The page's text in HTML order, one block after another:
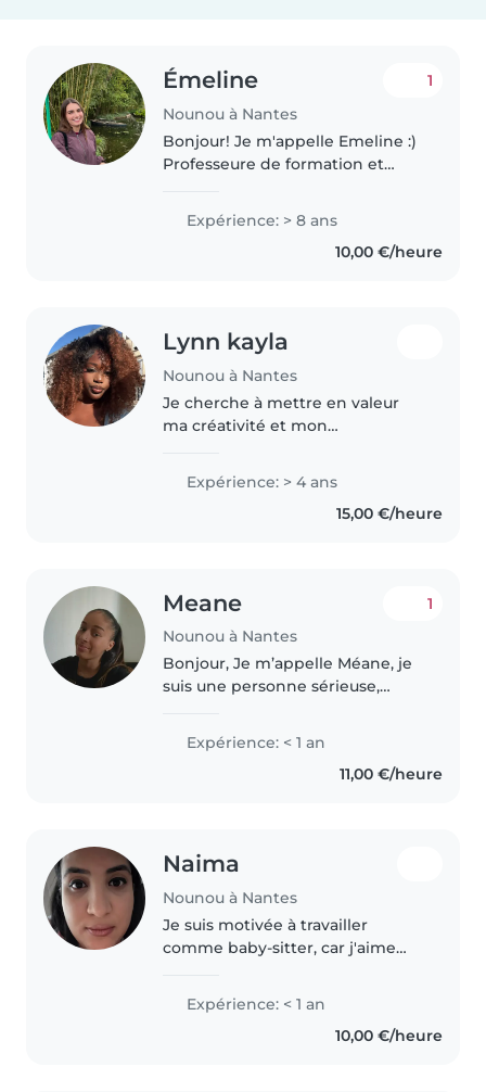
Émeline
Nounou à Nantes
1
Bonjour! Je m'appelle Emeline :)
Professeure de formation et
l'habitude de travailler avec les
enfants.
Expérience: > 8 ans
10,00 €/heure
Lynn kayla
Nounou à Nantes
Je cherche à mettre en valeur
ma créativité et mon
trente ans. Avec quatre ans
d'expérience auprès de tout-
Expérience: > 4 ans
15,00 €/heure
Meane
Nounou à Nantes
1
Bonjour, Je m’appelle Méane, je
suis une personne sérieuse,
beaucoup m’occuper des
enfants et créer un climat
rassurant et bienveillant avec
Expérience: < 1 an
11,00 €/heure
Naima
Nounou à Nantes
Je suis motivée à travailler
comme baby-sitter, car j'aime
enfants et passer du temps avec
eux. Je suis une personne
Expérience: < 1 an
10,00 €/heure